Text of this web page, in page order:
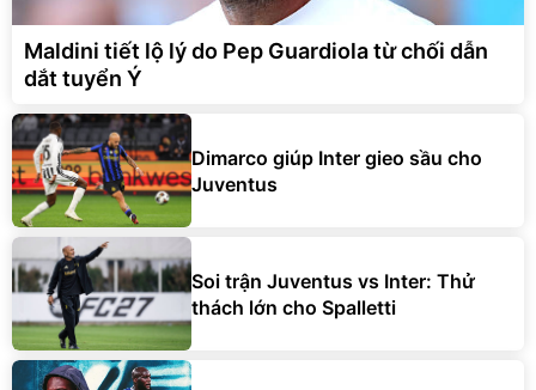
Maldini tiết lộ lý do Pep Guardiola từ chối dẫn
dắt tuyển Ý
Dimarco giúp Inter gieo sầu cho
Juventus
Soi trận Juventus vs Inter: Thử
thách lớn cho Spalletti